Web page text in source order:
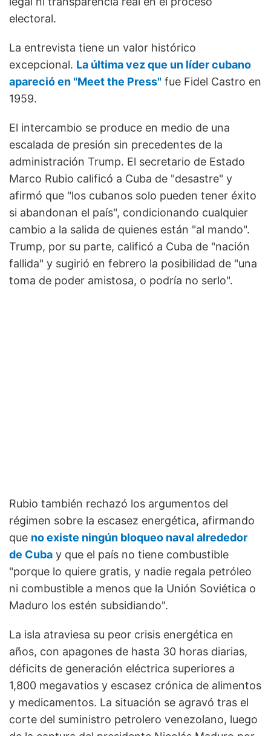
electoral.
La entrevista tiene un valor histórico
excepcional. La última vez que un líder cubano
apareció en "Meet the Press" fue Fidel Castro en
1959.
El intercambio se produce en medio de una
escalada de presión sin precedentes de la
administración Trump. El secretario de Estado
Marco Rubio calificó a Cuba de "desastre" y
afirmó que "los cubanos solo pueden tener éxito
si abandonan el país", condicionando cualquier
cambio a la salida de quienes están "al mando".
Trump, por su parte, calificó a Cuba de "nación
fallida" y sugirió en febrero la posibilidad de "una
toma de poder amistosa, o podría no serlo".
Rubio también rechazó los argumentos del
régimen sobre la escasez energética, afirmando
que no existe ningún bloqueo naval alrededor
de Cuba y que el país no tiene combustible
"porque lo quiere gratis, y nadie regala petróleo
ni combustible a menos que la Unión Soviética o
Maduro los estén subsidiando".
La isla atraviesa su peor crisis energética en
años, con apagones de hasta 30 horas diarias,
déficits de generación eléctrica superiores a
1,800 megavatios y escasez crónica de alimentos
y medicamentos. La situación se agravó tras el
corte del suministro petrolero venezolano, luego